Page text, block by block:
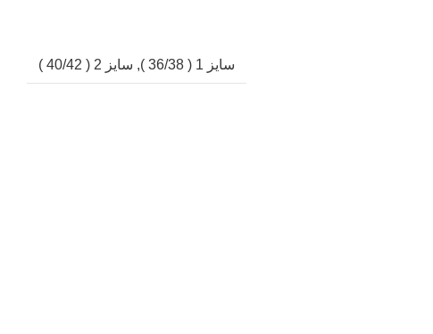
سایز 1 ( 36/38 ) , سایز 2 ( 40/42 )